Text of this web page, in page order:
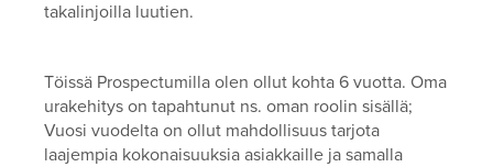
takalinjoilla luutien.
Töissä Prospectumilla olen ollut kohta 6 vuotta. Oma
urakehitys on tapahtunut ns. oman roolin sisällä;
Vuosi vuodelta on ollut mahdollisuus tarjota
laajempia kokonaisuuksia asiakkaille ja samalla